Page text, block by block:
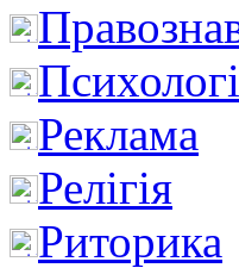
Реклама
Релігія
Риторика